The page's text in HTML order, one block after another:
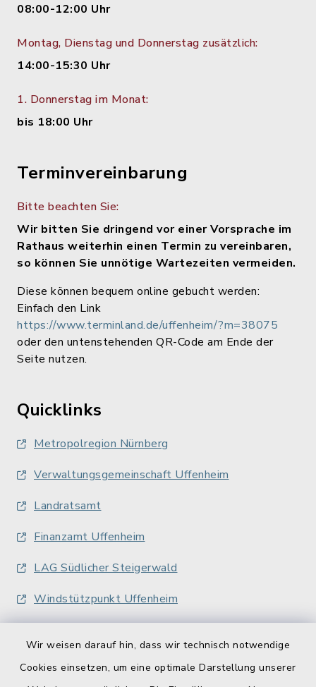
Wir weisen darauf hin, dass wir technisch notwendige
Cookies einsetzen, um eine optimale Darstellung unserer
08:00-12:00 Uhr
Montag, Dienstag und Donnerstag zusätzlich:
14:00-15:30 Uhr
1. Donnerstag im Monat:
bis 18:00 Uhr
Terminvereinbarung
Bitte beachten Sie:
Wir bitten Sie dringend vor einer Vorsprache im
Rathaus weiterhin einen Termin zu vereinbaren,
so können Sie unnötige Wartezeiten vermeiden.
Diese können bequem online gebucht werden:
Einfach den Link
https://www.terminland.de/uffenheim/?m=38075
oder den untenstehenden QR-Code am Ende der
Seite nutzen.
Quicklinks
Metropolregion Nürnberg
Verwaltungsgemeinschaft Uffenheim
Landratsamt
Finanzamt Uffenheim
LAG Südlicher Steigerwald
Windstützpunkt Uffenheim